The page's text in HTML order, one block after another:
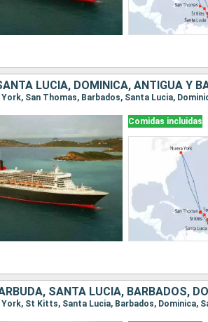
LUCIA, DOMINICA, ANTIGUA Y
York, San Thomas, Barbados, Santa Lucia,
Comidas incluidas